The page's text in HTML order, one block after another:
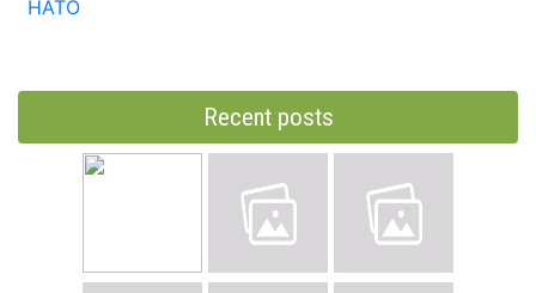
НАТО
Recent posts